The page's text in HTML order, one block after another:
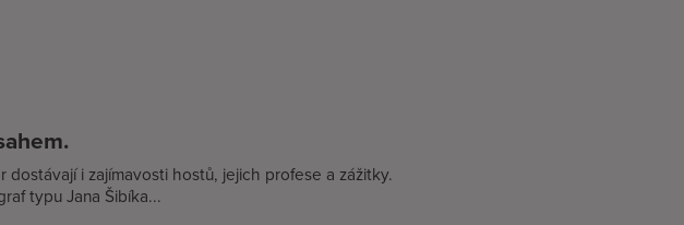
i zajímavosti hostů, jejich profese a zážitky.
typu Jana Šibíka...